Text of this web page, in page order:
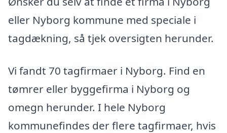
eller Nyborg kommune med speciale i
tagdækning, så tjek oversigten herunder.
Vi fandt 70 tagfirmaer i Nyborg. Find en
tømrer eller byggefirma i Nyborg og
omegn herunder. I hele Nyborg
kommunefindes der flere tagfirmaer, hvis